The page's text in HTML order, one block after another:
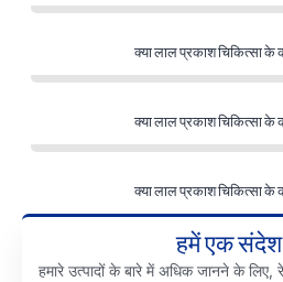
क्या लाल प्रकाश चिकित्सा के
क्या लाल प्रकाश चिकित्सा के
क्या लाल प्रकाश चिकित्सा के
हमें एक
हमारे उत्पादों के बारे में अधिक जानने के